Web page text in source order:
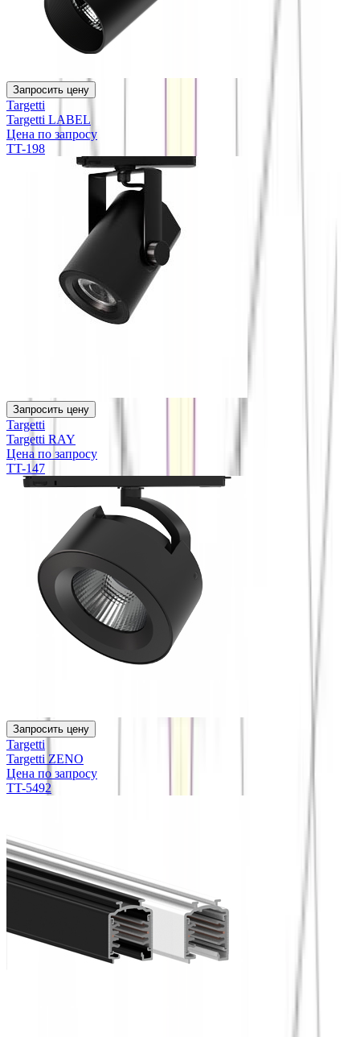
Запросить цену
Targetti
Targetti LABEL
Цена по запросу
TT-198
Запросить цену
Targetti
Targetti RAY
Цена по запросу
TT-147
Запросить цену
Targetti
Targetti ZENO
Цена по запросу
TT-5492